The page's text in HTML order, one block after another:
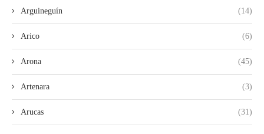
Arguineguín (14)
Arico (6)
Arona (45)
Artenara (3)
Arucas (31)